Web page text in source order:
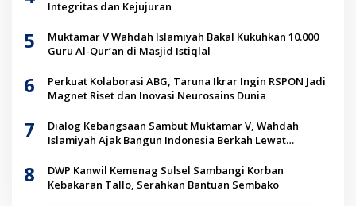
Integritas dan Kejujuran
5
Muktamar V Wahdah Islamiyah Bakal Kukuhkan 10.000
Guru Al-Qur’an di Masjid Istiqlal
6
Perkuat Kolaborasi ABG, Taruna Ikrar Ingin RSPON Jadi
Magnet Riset dan Inovasi Neurosains Dunia
7
Dialog Kebangsaan Sambut Muktamar V, Wahdah
Islamiyah Ajak Bangun Indonesia Berkah Lewat
8
DWP Kanwil Kemenag Sulsel Sambangi Korban
Kebakaran Tallo, Serahkan Bantuan Sembako